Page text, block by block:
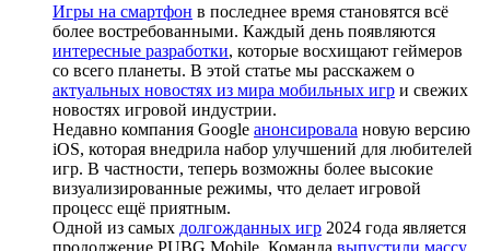
Игры на смартфон в последнее время становятся всё
более востребованными. Каждый день появляются
интересные разработки, которые восхищают геймеров
со всего планеты. В этой статье мы расскажем о
актуальных новостях из мира мобильных игр и свежих
новостях игровой индустрии.
Недавно компания Google анонсировала новую версию
iOS, которая внедрила набор улучшений для любителей
игр. В частности, теперь возможны более высокие
визуализированные режимы, что делает игровой
процесс ещё приятным.
Одной из самых долгожданных игр 2024 года является
продолжение PUBG Mobile. Команда выпустили массу